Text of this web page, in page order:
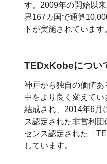
す。2009年の開始以
界167カ国で通算
トが実施されています
TEDxKobeについ
神戸から独自の価値
中をより良く変えて
結成され、2014年6月
ス認定された非営利
センス認定された「
しています。